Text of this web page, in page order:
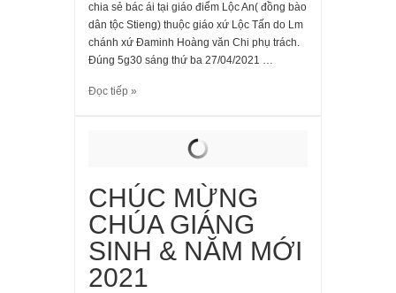
chia sẻ bác ái tại giáo điểm Lộc An( đồng bào
dân tộc Stieng) thuộc giáo xứ Lộc Tấn do Lm
chánh xứ Đaminh Hoàng văn Chi phụ trách.
Đúng 5g30 sáng thứ ba 27/04/2021 …
Đọc tiếp »
CHÚC MỪNG
CHÚA GIÁNG
SINH & NĂM MỚI
2021